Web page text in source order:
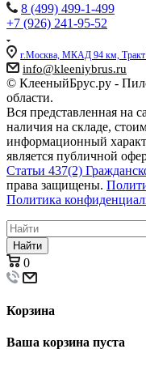
8 (499) 499-1-499
+7 (926) 241-95-52
г.Москва, МКАД 94 км,
info@kleeniybrus.ru
© КлееныйБрус.ру -
области.
Вся представленная на
наличия на складе,
информационный
является публичной
Статьи 437(2)
права защищены.
Политика
Найти
0
Корзина
Ваша корзина пуста